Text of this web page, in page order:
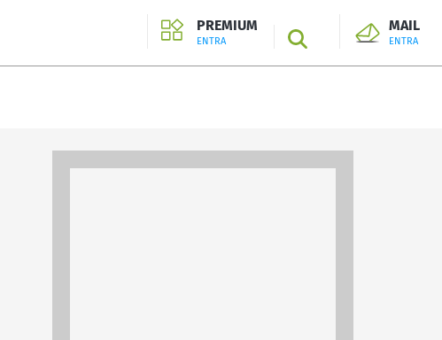
PREMIUM
ENTRA SEARCH
MAIL
ENTRA